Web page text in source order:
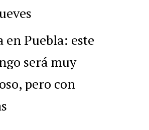
en Puebla: este
será muy
pero con